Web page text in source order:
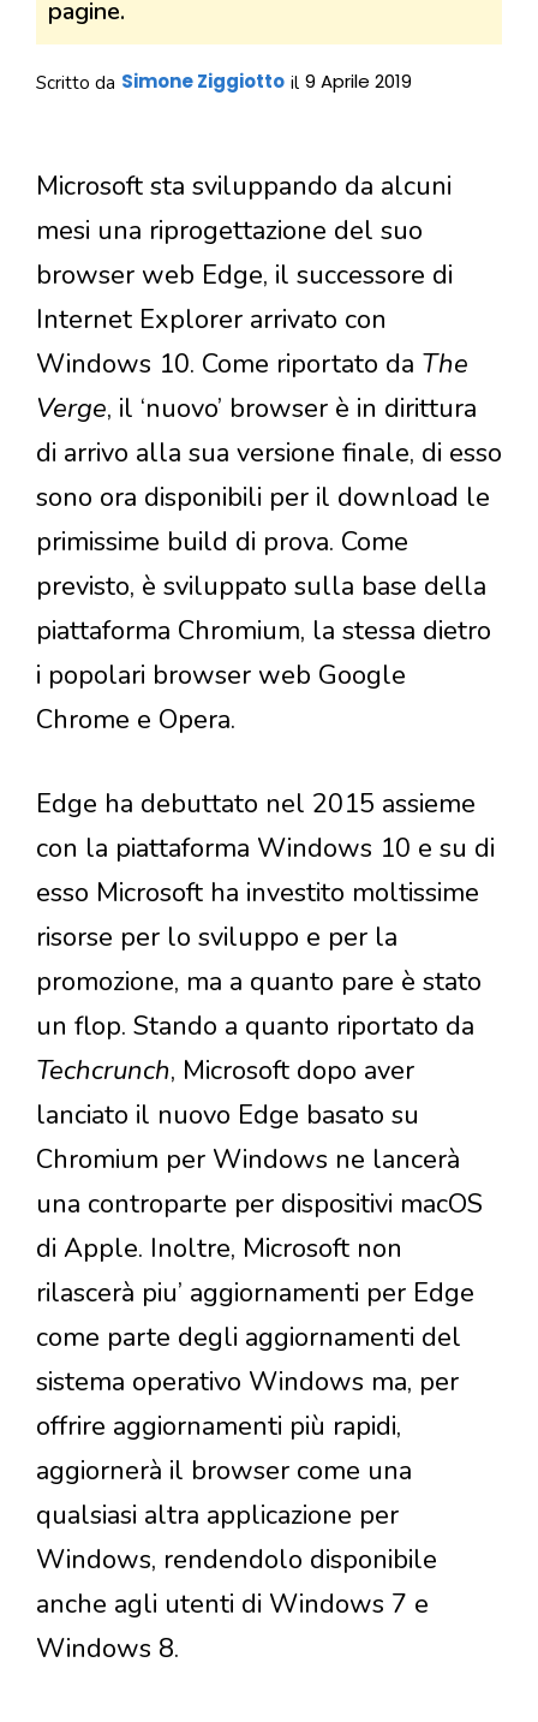
pagine.
Scritto da Simone Ziggiotto il 9 Aprile 2019
Microsoft sta sviluppando da alcuni
mesi una riprogettazione del suo
browser web Edge, il successore di
Internet Explorer arrivato con
Windows 10. Come riportato da The
Verge, il ‘nuovo’ browser è in dirittura
di arrivo alla sua versione finale, di esso
sono ora disponibili per il download le
primissime build di prova. Come
previsto, è sviluppato sulla base della
piattaforma Chromium, la stessa dietro
i popolari browser web Google
Chrome e Opera.
Edge ha debuttato nel 2015 assieme
con la piattaforma Windows 10 e su di
esso Microsoft ha investito moltissime
risorse per lo sviluppo e per la
promozione, ma a quanto pare è stato
un flop. Stando a quanto riportato da
Techcrunch, Microsoft dopo aver
lanciato il nuovo Edge basato su
Chromium per Windows ne lancerà
una controparte per dispositivi macOS
di Apple. Inoltre, Microsoft non
rilascerà piu’ aggiornamenti per Edge
come parte degli aggiornamenti del
sistema operativo Windows ma, per
offrire aggiornamenti più rapidi,
aggiornerà il browser come una
qualsiasi altra applicazione per
Windows, rendendolo disponibile
anche agli utenti di Windows 7 e
Windows 8.